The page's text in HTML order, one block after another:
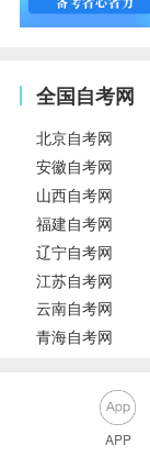
全国自考网
北京自考网
安徽自考网
山西自考网
福建自考网
辽宁自考网
江苏自考网
云南自考网
青海自考网
APP